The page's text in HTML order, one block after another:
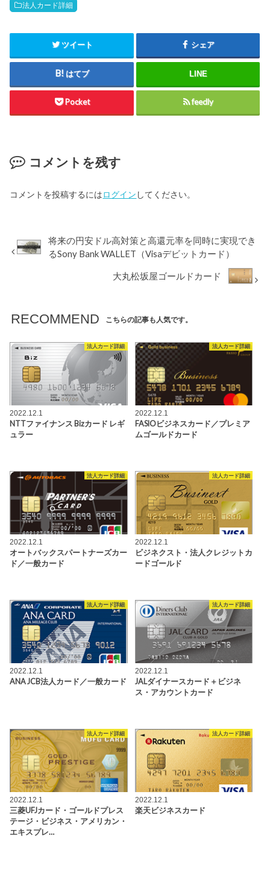
法人カード詳細
ツイート シェア
はてブ LINE
Pocket feedly
コメントを残す
コメントを投稿するにはログイン してください。
将来の円安ドル高対策と高還元率を同時に実現でき
るSony Bank WALLET（Visaデビットカード）
大丸松坂屋ゴールドカード
RECOMMEND こちらの記事も人気です。
法人カード詳細
2022.12.1
NTTファイナンス Bizカード レギ
ュラー
法人カード詳細
2022.12.1
FASIOビジネスカード／プレミア
ムゴールドカード
法人カード詳細
2022.12.1
オートバックスパートナーズカー
ド／一般カード
法人カード詳細
2022.12.1
ビジネクスト・法人クレジットカ
ードゴールド
法人カード詳細
2022.12.1
ANA JCB法人カード／一般カード
法人カード詳細
2022.12.1
JALダイナースカード＋ビジネ
ス・アカウントカード
法人カード詳細
2022.12.1
三菱UFJカード・ゴールドプレス
テージ・ビジネス・アメリカン・
エキスプレ…
法人カード詳細
2022.12.1
楽天ビジネスカード